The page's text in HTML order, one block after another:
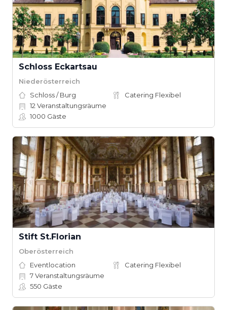
Schloss Eckartsau
Niederösterreich
Schloss / Burg
Catering Flexibel
12 Veranstaltungsräume
1000 Gäste
Stift St.Florian
Oberösterreich
Eventlocation
Catering Flexibel
7Veranstaltungsräume
550 Gäste